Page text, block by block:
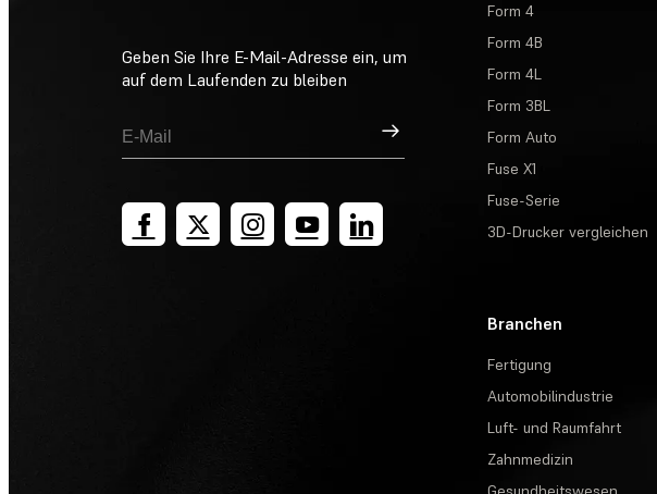
Geben Sie Ihre E-Mail-Adresse ein, um
auf dem Laufenden zu bleiben
Registrieren
Form 4
Form 4B
Form 4L
Form 3BL
Form Auto
Fuse X1
Fuse-Serie
3D-Drucker vergleichen
Branchen
Fertigung
Automobilindustrie
Luft- und Raumfahrt
Zahnmedizin